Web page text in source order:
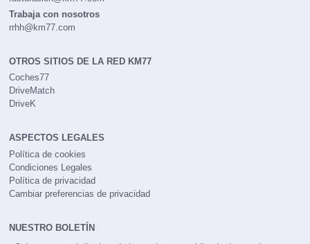
Trabaja con nosotros
rrhh@km77.com
OTROS SITIOS DE LA RED KM77
Coches77
DriveMatch
DriveK
ASPECTOS LEGALES
Política de cookies
Condiciones Legales
Política de privacidad
Cambiar preferencias de privacidad
NUESTRO BOLETÍN